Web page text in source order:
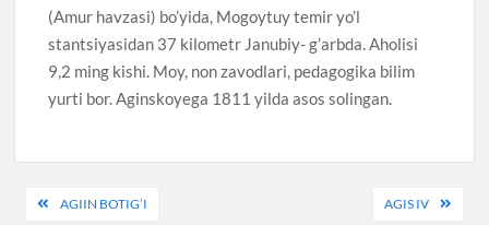
(Amur havzasi) bo’yida, Mogoytuy temir yo’l
stantsiyasidan 37 kilometr Janubiy- g’arbda. Aholisi
9,2 ming kishi. Moy, non zavodlari, pedagogika bilim
yurti bor. Aginskoyega 1811 yilda asos solingan.
PostAGIIN BOTIG’I AGIS IV